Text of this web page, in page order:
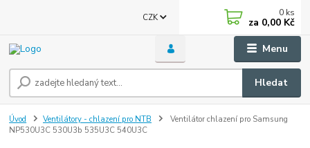
Menu
CZK
Hledat
0 ks
za 0,00 Kč
Úvod Ventilátory - chlazení pro NTB
Ventilátor chlazení pro Samsung
NP530U3C 530U3b 535U3C 540U3C